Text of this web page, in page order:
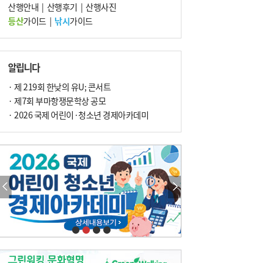
9
외국인 선원 ‘인신매매 경유지’ 된 부산…
우려가 현실로
10 르노 못 타는 부산시장…관용차 규정에 막
힌 지역기업 응원
산행안내 | 산행후기 | 산행사진
등산가이드| 낚시가이드
알립니다
· 제 219회 한낮의 유U; 콘서트
· 제7회 부마항쟁문학상 공모
· 2026 국제 어린이·청소년 경제아카데미